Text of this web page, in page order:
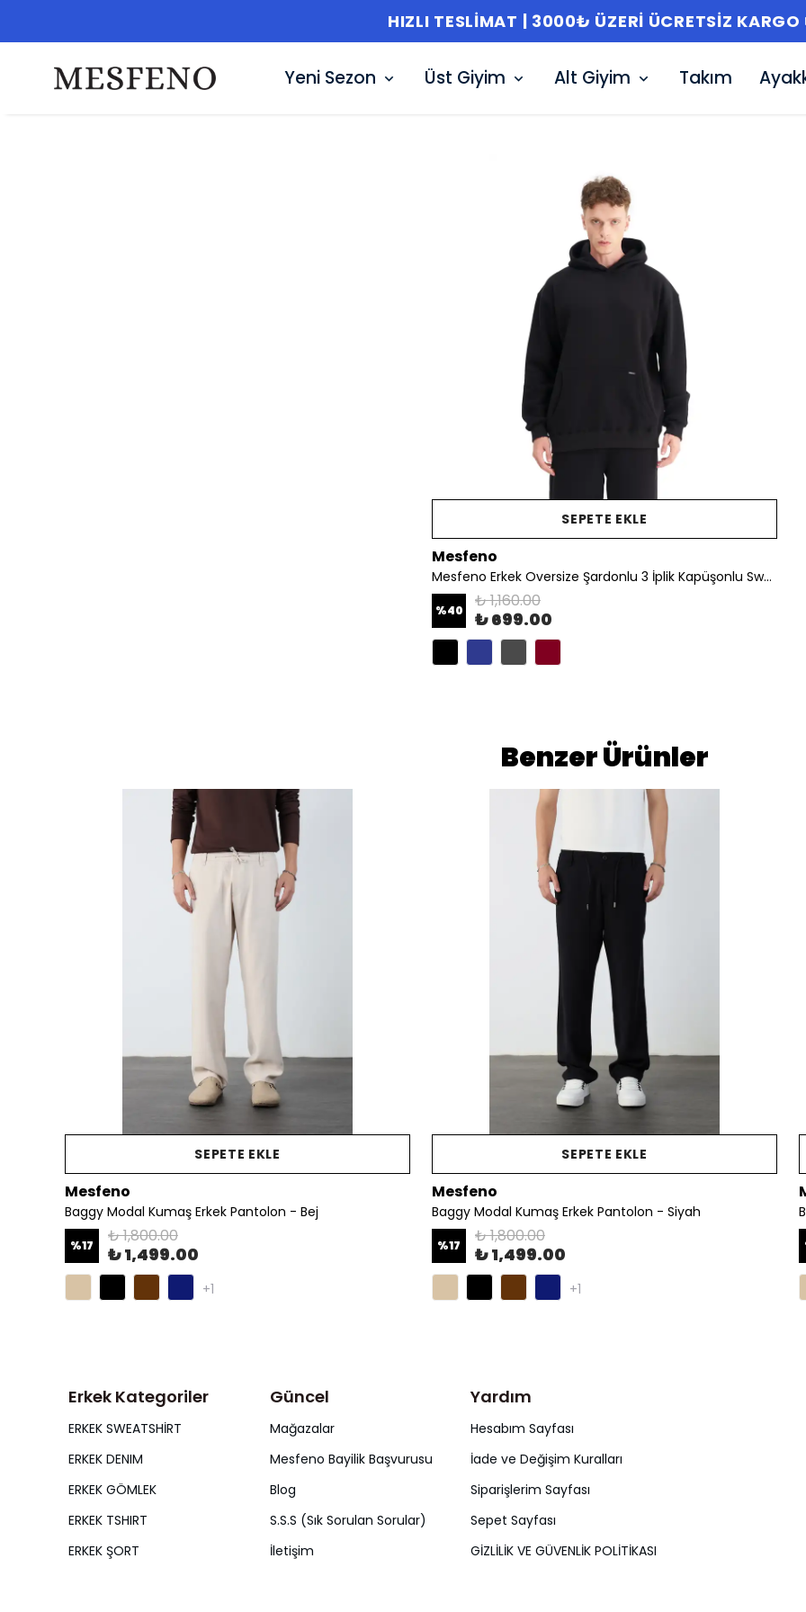
HIZLI TESLIMAT | 3000₺ ÜZERI ÜCRETSIZ KARGO
Yeni Sezon Üst Giyim Alt Giyim Takım
SEPETE EKLE
Mesfeno
Mesfeno Erkek Oversize Şardonlu 3 İplik Kapüşonlu Sweatshirt
%40 ₺ 1,160.00
₺ 699.00
Benzer Ürünler
SEPETE EKLE
Mesfeno
Baggy Modal Kumaş Erkek Pantolon - Bej
%17 ₺ 1,800.00
₺ 1,499.00
+1
SEPETE EKLE
Mesfeno
Baggy Modal Kumaş Erkek Pantolon - Siyah
%17 ₺ 1,800.00
₺ 1,499.00
+1
Erkek Kategoriler
ERKEK SWEATSHİRT
ERKEK DENIM
ERKEK GÖMLEK
ERKEK TSHIRT
ERKEK ŞORT
Güncel
Mağazalar
Mesfeno Bayilik Başvurusu
Blog
S.S.S (Sık Sorulan Sorular)
İletişim
Yardım
Hesabım Sayfası
İade ve Değişim Kuralları
Siparişlerim Sayfası
Sepet Sayfası
GİZLİLİK VE GÜVENLİK POLİTİKASI
İlk siparişinizde
yararlanın ve
Telefon
Kullanım Koşullarını kabul
E-posta adresinizi girerek pazarlama ve
edersiniz ve Gizlilik Politikamızı okuduğunuzu